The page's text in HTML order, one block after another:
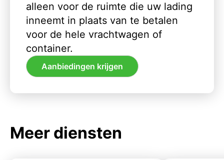
alleen voor de ruimte die uw lading
inneemt in plaats van te betalen
voor de hele vrachtwagen of
container.
Aanbiedingen krijgen
Meer diensten